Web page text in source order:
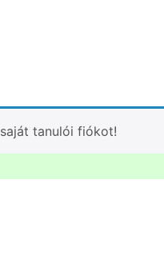
saját tanulói fiókot!